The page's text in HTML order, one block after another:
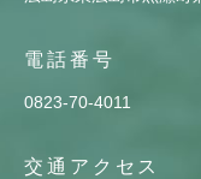
電話番号
0823-70-4011
交通アクセス